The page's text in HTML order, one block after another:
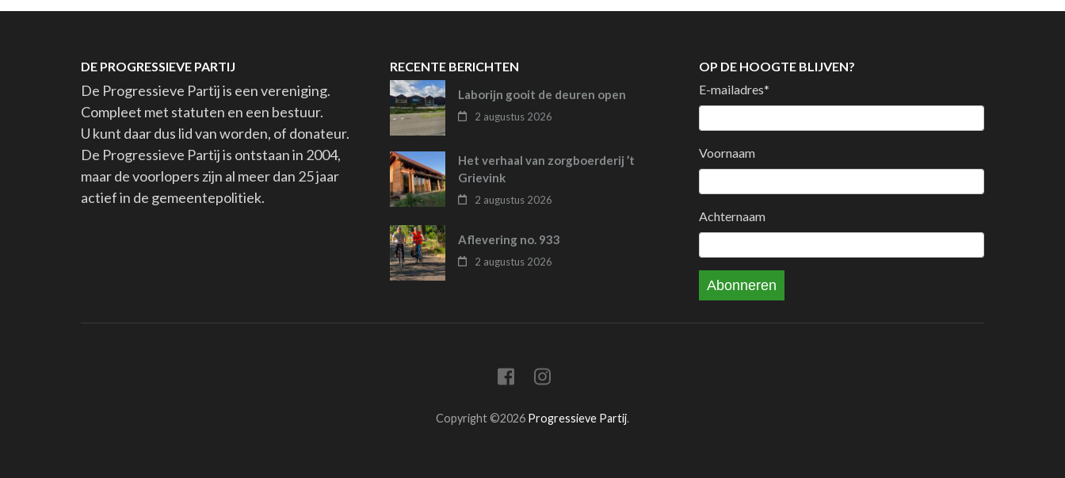
DE PROGRESSIEVE PARTIJ
De Progressieve Partij is een vereniging.
Compleet met statuten en een bestuur.
U kunt daar dus lid van worden, of donateur.
De Progressieve Partij is ontstaan in 2004,
maar de voorlopers zijn al meer dan 25 jaar
actief in de gemeentepolitiek.
RECENTE BERICHTEN
Laborijn gooit de deuren open
2 augustus 2026
Het verhaal van zorgboerderij ’t
Grievink
2 augustus 2026
Aflevering no. 933
2 augustus 2026
OP DE HOOGTE BLIJVEN?
E-mailadres*
Voornaam
Achternaam
Abonneren
Copyright ©2026 Progressieve Partij.